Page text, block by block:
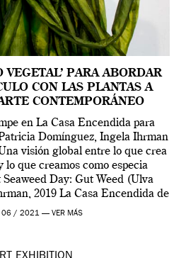
VEGETAL’ PARA ABORDAR
CON LAS PLANTAS A
CONTEMPORÁNEO
en La Casa Encendida para
Domínguez, Ingela Ihrman
visión global entre lo que crea
que creamos como especia
Day: Gut Weed (Ulva
2019 La Casa Encendida de
y la Wellcome […]
06 / 2021 — VER MÁS